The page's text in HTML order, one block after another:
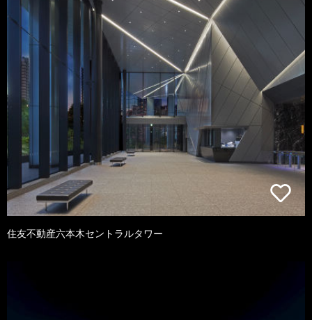
住友不動産六本木セントラルタワー